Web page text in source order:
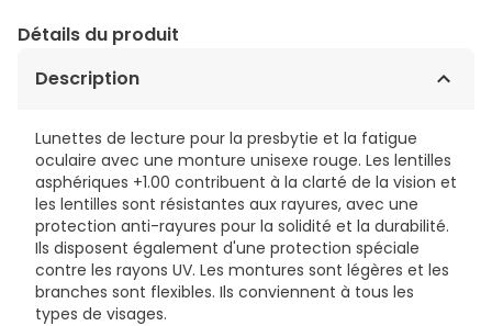
Détails du produit
Description
Lunettes de lecture pour la presbytie et la fatigue
oculaire avec une monture unisexe rouge. Les lentilles
asphériques +1.00 contribuent à la clarté de la vision et
les lentilles sont résistantes aux rayures, avec une
protection anti-rayures pour la solidité et la durabilité.
Ils disposent également d'une protection spéciale
contre les rayons UV. Les montures sont légères et les
branches sont flexibles. Ils conviennent à tous les
types de visages.